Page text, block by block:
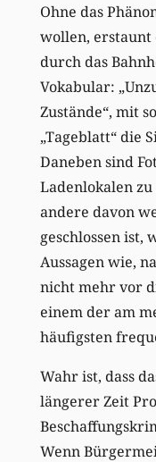
Ohne das
wollen, erstaunt
durch das
Vokabular:
Zustände“, mit
„Tageblatt“ die
Daneben sind
Ladenlokalen zu
andere davon
geschlossen ist,
Aussagen wie,
nicht mehr vor
einem der am
häufigsten
Wahr ist, dass
längerer Zeit
Wenn